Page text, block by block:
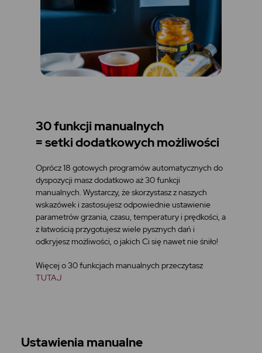
30 funkcji manualnych
= setki dodatkowych możliwości
Oprócz 18 gotowych programów automatycznych do
dyspozycji masz dodatkowo aż 30 funkcji
manualnych. Wystarczy, że skorzystasz z naszych
wskazówek i zastosujesz odpowiednie ustawienie
parametrów grzania, czasu, temperatury i prędkości, a
z łatwością przygotujesz wiele pysznych dań i
odkryjesz możliwości, o jakich Ci się nawet nie śniło!
Więcej o 30 funkcjach manualnych przeczytasz
TUTAJ
Ustawienia manualne